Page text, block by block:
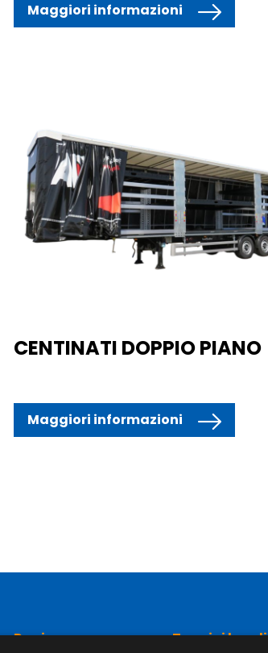
Maggiori informazioni
CENTINATI DOPPIO PIANO
Maggiori informazioni
Pagine Termini legali